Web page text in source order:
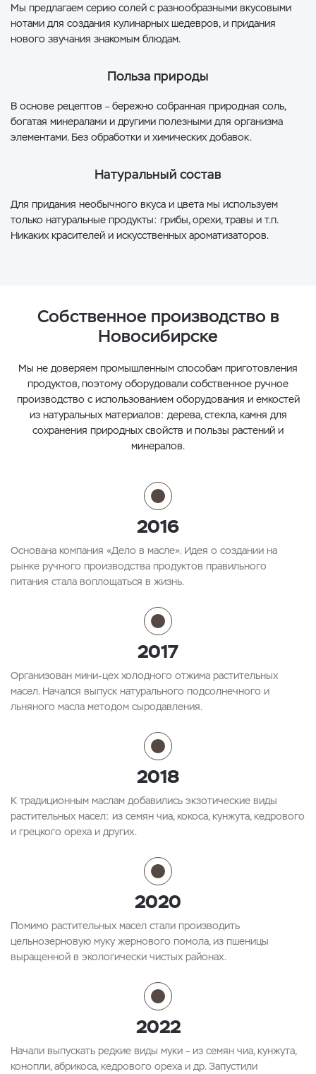
Мы предлагаем серию солей с разнообразными вкусовыми
нотами для создания кулинарных шедевров, и придания
нового звучания знакомым блюдам.
Польза природы
В основе рецептов – бережно собранная природная соль,
богатая минералами и другими полезными для организма
элементами. Без обработки и химических добавок.
Натуральный состав
Для придания необычного вкуса и цвета мы используем
только натуральные продукты: грибы, орехи, травы и т.п.
Никаких красителей и искусственных ароматизаторов.
Собственное производство в
Новосибирске
Мы не доверяем промышленным способам приготовления
продуктов, поэтому оборудовали собственное ручное
производство с использованием оборудования и емкостей
из натуральных материалов: дерева, стекла, камня для
сохранения природных свойств и пользы растений и
минералов.
2016
Основана компания «Дело в масле». Идея о создании на
рынке ручного производства продуктов правильного
питания стала воплощаться в жизнь.
2017
Организован мини-цех холодного отжима растительных
масел. Начался выпуск натурального подсолнечного и
льняного масла методом сыродавления.
2018
К традиционным маслам добавились экзотические виды
растительных масел: из семян чиа, кокоса, кунжута, кедрового
и грецкого ореха и других.
2020
Помимо растительных масел стали производить
цельнозерновую муку жернового помола, из пшеницы
выращенной в экологически чистых районах.
2022
Начали выпускать редкие виды муки – из семян чиа, кунжута,
конопли, абрикоса, кедрового ореха и др. Запустили